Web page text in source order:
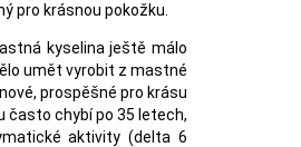
pro krásnou pokožku.
kyselina ještě málo
umět vyrobit z mastné
prospěšné pro krásu
často chybí po 35 letech,
aktivity (delta 6